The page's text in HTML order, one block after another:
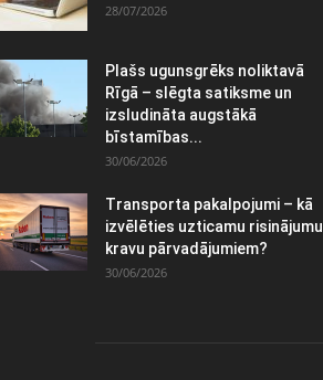
28/07/2026
Plašs ugunsgrēks noliktavā
Rīgā – slēgta satiksme un
izsludināta augstākā
bīstamības...
30/06/2026
Transporta pakalpojumi – kā
izvēlēties uzticamu risinājumu
kravu pārvadājumiem?
30/06/2026